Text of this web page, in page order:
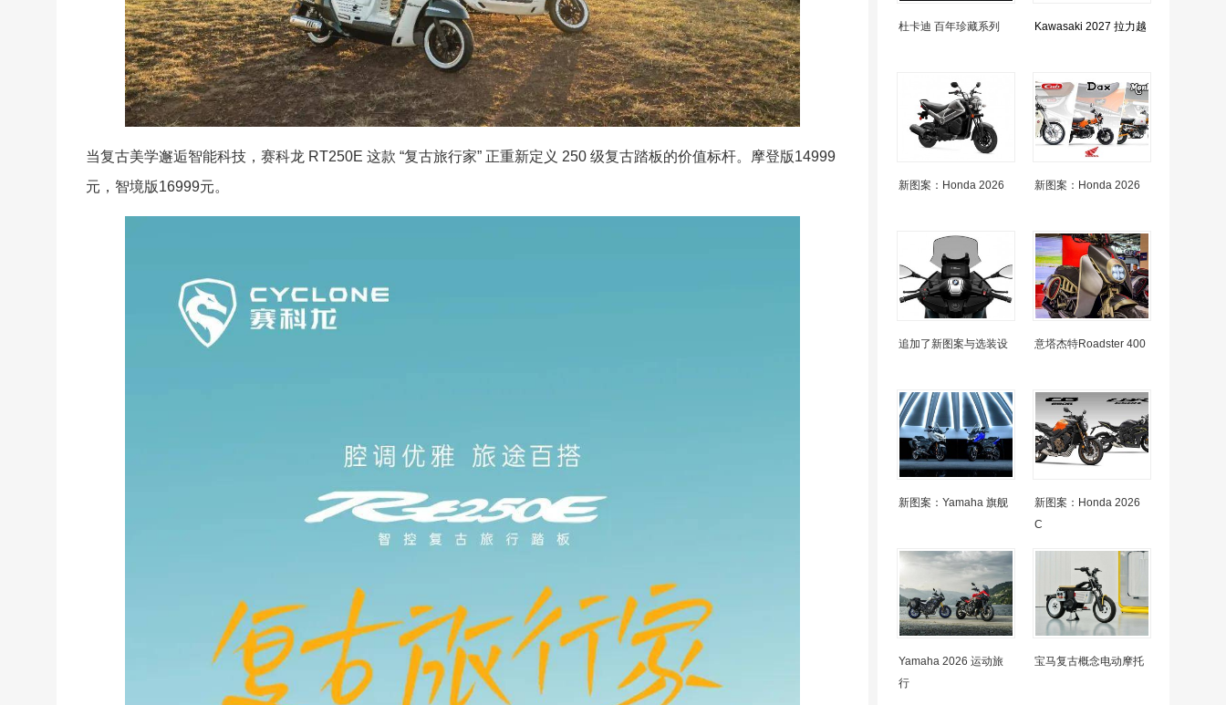
当复古美学邂逅智能科技，赛科龙 RT250E 这款 “复古旅行家” 正重新定义 250 级复古踏板的价值标杆。摩登版14999
元，智境版16999元。
杜卡迪 百年珍藏系列 Kawasaki 2027 拉力越
新图案：Honda 2026 新图案：Honda 2026
追加了新图案与选装设 意塔杰特Roadster 400
新图案：Yamaha 旗舰
新图案：Honda 2026
C
Yamaha 2026 运动旅
行
宝马复古概念电动摩托